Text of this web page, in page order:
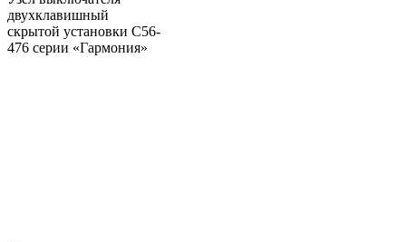
двухклавишный
скрытой установки С56-
476 серии «Гармония»